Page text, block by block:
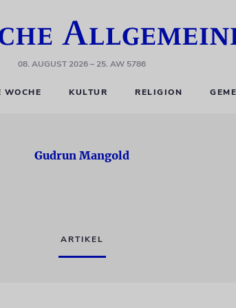
08. AUGUST 2026– 25. AW 5786
WOCHE KULTUR RELIGION
Gudrun Mangold
ARTIKEL